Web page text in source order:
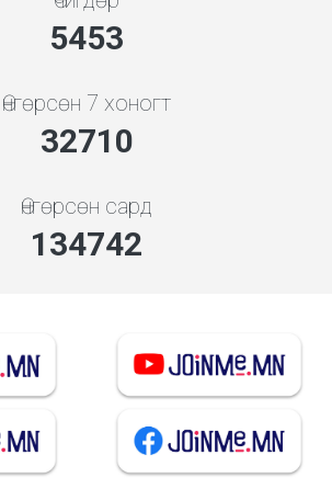
5843
Өнгөрсөн 7 хоногт
35046
Өнгөрсөн сард
144366